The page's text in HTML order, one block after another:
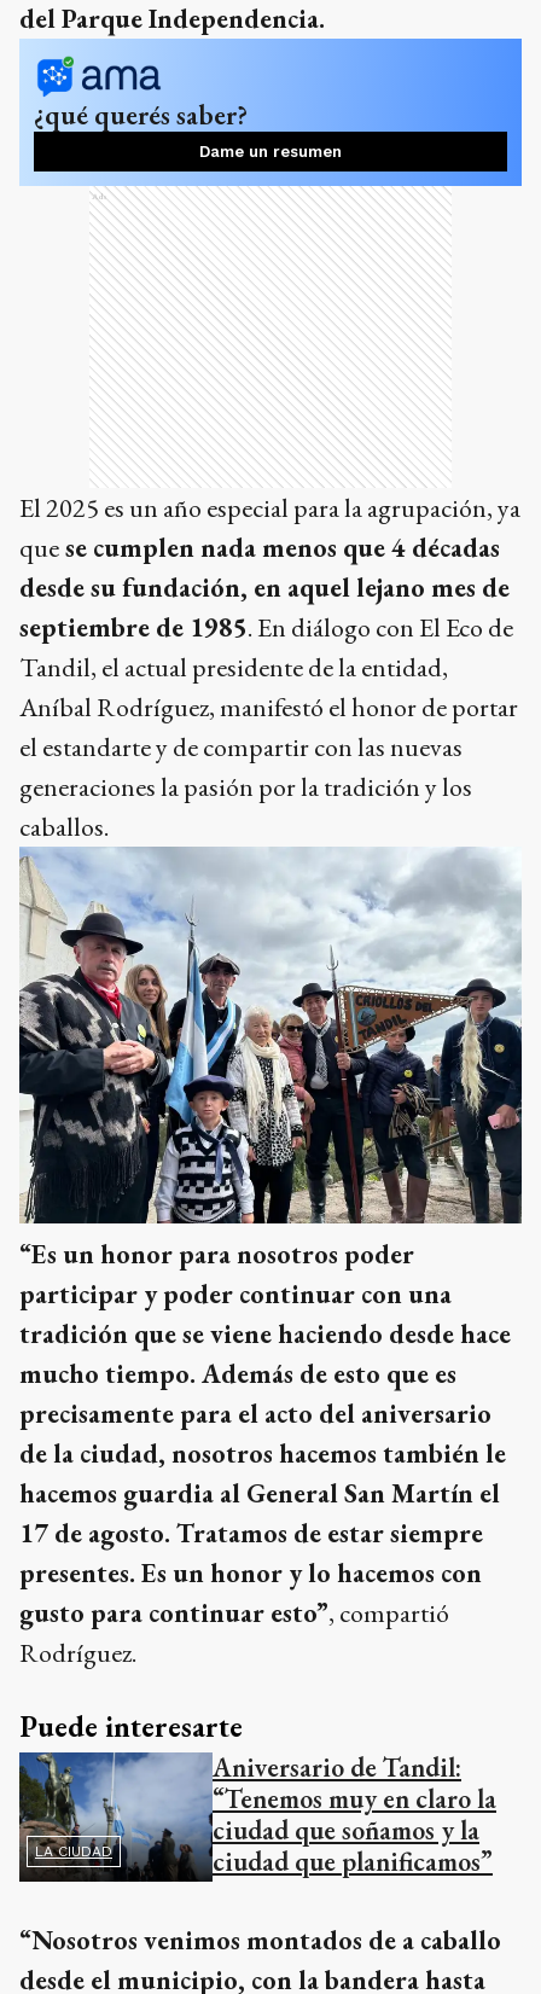
del Parque Independencia.
¿qué querés saber?
Dame un resumen
Ads
El 2025 es un año especial para la agrupación, ya
quese cumplen nada menos que 4 décadas
desde su fundación, en aquel lejano mes de
septiembre de 1985. En diálogo con El Eco de
Tandil, el actual presidente de la entidad,
Aníbal Rodríguez, manifestó el honor de portar
el estandarte y de compartir con las nuevas
generaciones la pasión por la tradición y los
caballos.
“Es un honor para nosotros poder
participar y poder continuar con una
tradición que se viene haciendo desde hace
mucho tiempo. Además de esto que es
precisamente para el acto del aniversario
de la ciudad, nosotros hacemos también le
hacemos guardia al General San Martín el
17 de agosto. Tratamos de estar siempre
presentes. Es un honor y lo hacemos con
gusto para continuar esto”, compartió
Rodríguez.
Puede interesarte
LA CIUDAD
Aniversario de Tandil:
“Tenemos muy en claro la
ciudad que soñamos y la
ciudad que planificamos”
“Nosotros venimos montados de a caballo
desde el municipio, con la bandera hasta